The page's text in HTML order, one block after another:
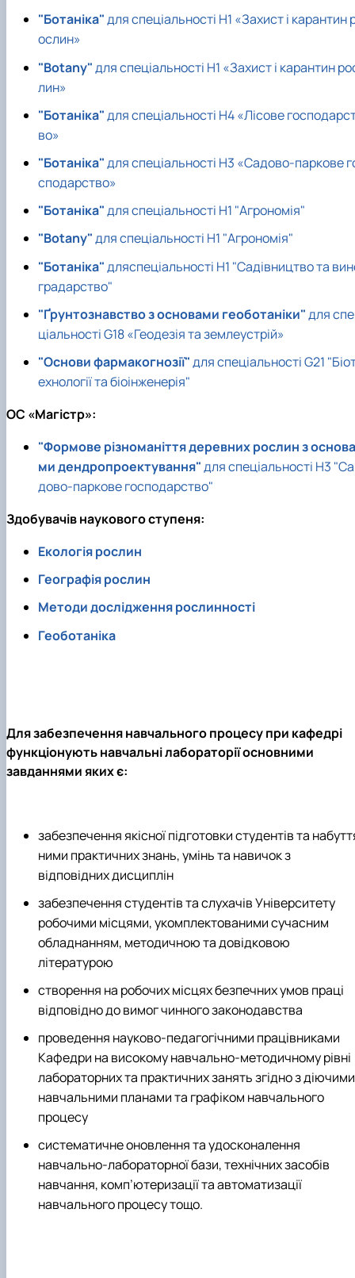
"Ботаніка"для спеціальності Н1 «Захист і карантин
ослин»
"Botany"для спеціальності Н1 «Захист і карантин
лин»
"Ботаніка"для спеціальності Н4 «Лісове
во»
"Ботаніка"для спеціальності Н3 «Садово-паркове
сподарство»
"Ботаніка"для спеціальності Н1 "Агрономія"
"Botany"для спеціальності Н1 "Агрономія"
"Ботаніка"дляспеціальності Н1 "Садівництво та
градарство"
"Ґрунтознавство з основами геоботаніки"для спе
ціальності G18 «Геодезія та землеустрій»
"Основи фармакогнозії"для спеціальності G21
ехнології та біоінженерія"
ОC «Магістр»:
"Формове різноманіття деревних рослин з основа
ми дендропроектування"для спеціальності Н3 "Са
дово-паркове господарство"
Здобувачів наукового ступеня:
Екологія рослин
Географія рослин
Методи дослідження рослинності
Геоботаніка
Для забезпечення навчального процесу при кафедрі
функціонують навчальні лабораторії основними
завданнями яких є:
забезпечення якісної підготовки студентів та
ними практичних знань, умінь та навичок з
відповідних дисциплін
забезпечення студентів та слухачів Університету
робочими місцями, укомплектованими сучасним
обладнанням, методичною та довідковою
літературою
створення на робочих місцях безпечних умов праці
відповідно до вимог чинного законодавства
проведення науково-педагогічними працівниками
Кафедри на високому навчально-методичному рівні
лабораторних та практичних занять згідно з діючими
навчальними планами та графіком навчального
процесу
систематичне оновлення та удосконалення
навчально-лабораторної бази, технічних засобів
навчання, комп’ютеризації та автоматизації
навчального процесу тощо.